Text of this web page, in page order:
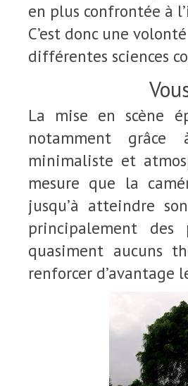
en plus confrontée à
C’est donc une
différentes sciences
La mise en scène
notamment grâce
minimaliste et
mesure que la
jusqu’à atteindre
principalement
quasiment aucuns
renforcer d’avantage